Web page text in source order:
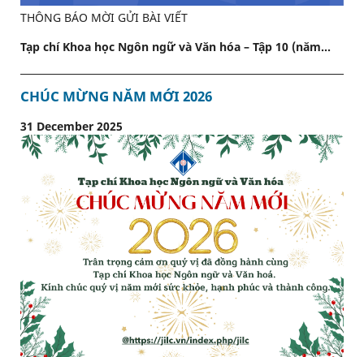
THÔNG BÁO MỜI GỬI BÀI VIẾT
Tạp chí Khoa học Ngôn ngữ và Văn hóa – Tập 10 (năm...
CHÚC MỪNG NĂM MỚI 2026
31 December 2025